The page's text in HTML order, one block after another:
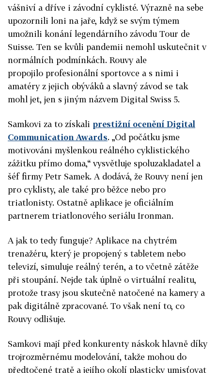
vášniví a dříve i závodní cyklisté. Výrazně na sebe
upozornili loni na jaře, když se svým týmem
umožnili konání legendárního závodu Tour de
Suisse. Ten se kvůli pandemii nemohl uskutečnit v
normálních podmínkách. Rouvy ale
propojilo profesionální sportovce a s nimi i
amatéry z jejich obýváků a slavný závod se tak
mohl jet, jen s jiným názvem Digital Swiss 5.
Samkovi za to získali prestižní ocenění Digital
Communication Awards. „Od počátku jsme
motivováni myšlenkou reálného cyklistického
zážitku přímo doma,“ vysvětluje spoluzakladatel a
šéf firmy Petr Samek. A dodává, že Rouvy není jen
pro cyklisty, ale také pro běžce nebo pro
triatlonisty. Ostatně aplikace je oficiálním
partnerem triatlonového seriálu Ironman.
A jak to tedy funguje? Aplikace na chytrém
trenažéru, který je propojený s tabletem nebo
televizí, simuluje reálný terén, a to včetně zátěže
při stoupání. Nejde tak úplně o virtuální realitu,
protože trasy jsou skutečně natočené na kamery a
pak digitálně zpracované. To však není to, co
Rouvy odlišuje.
Samkovi mají před konkurenty náskok hlavně díky
trojrozměrnému modelování, takže mohou do
předtočené tratě a jejího okolí plasticky umisťovat